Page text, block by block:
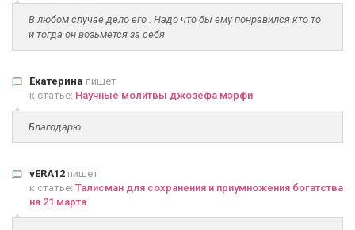
В любом случае дело его . Надо что бы ему понравился кто то
и тогда он возьмется за себя
Екатерина пишет
к статье: Научные молитвы джозефа мэрфи
Благодарю
vERA12 пишет
к статье: Талисман для сохранения и приумножения богатства
на 21 марта